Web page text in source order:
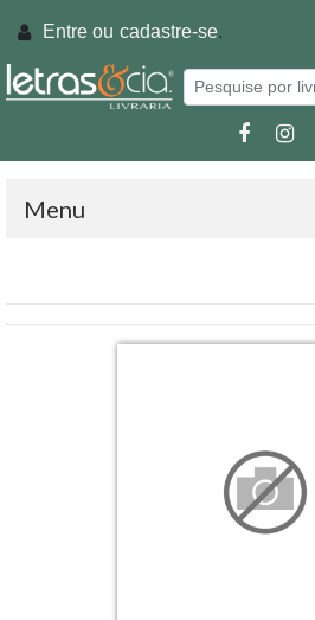
Entre ou cadastre-se.
Menu